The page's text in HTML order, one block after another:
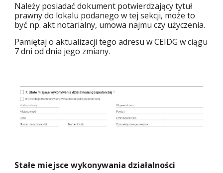
Należy posiadać dokument potwierdzający tytuł
prawny do lokalu podanego w tej sekcji, może to
być np. akt notarialny, umowa najmu czy użyczenia.
Pamiętaj o aktualizacji tego adresu w CEIDG w ciągu
7 dni od dnia jego zmiany.
Stałe miejsce wykonywania działalności